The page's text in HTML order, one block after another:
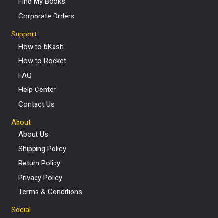
Corporate Orders
Support
How to bKash
How to Rocket
FAQ
Help Center
Contact Us
About
About Us
Shipping Policy
Return Policy
Privacy Policy
Terms & Conditions
Social